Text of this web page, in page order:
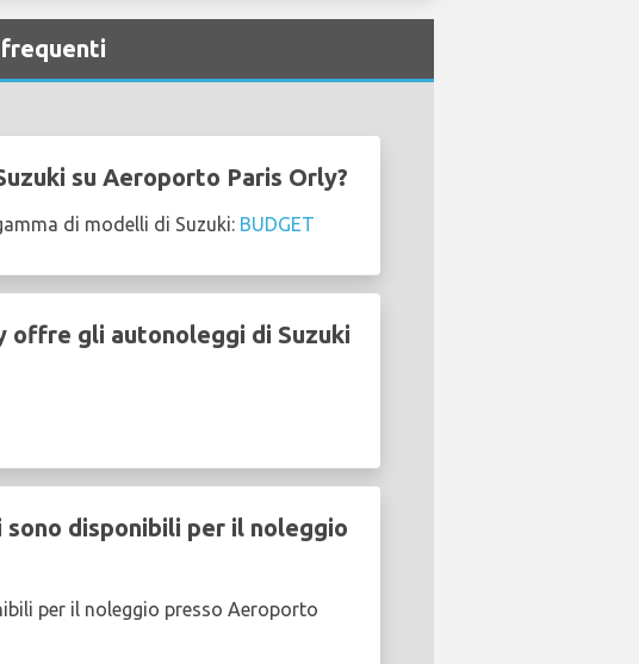
su Aeroporto Paris Orly?
di modelli di Suzuki: BUDGET
offre gli autonoleggi di Suzuki
sono disponibili per il noleggio
per il noleggio presso Aeroporto